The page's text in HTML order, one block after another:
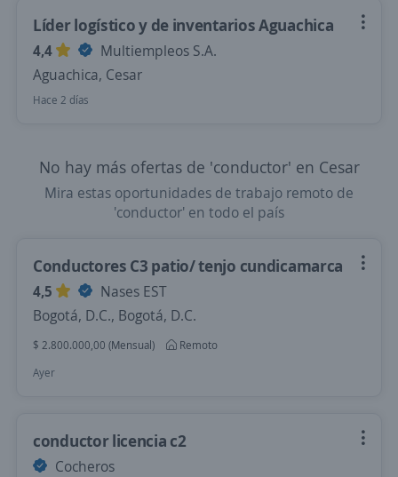
Líder logístico y de inventarios Aguachica
4,4
Multiempleos S.A.
Aguachica, Cesar
Hace 2 días
No hay más ofertas de 'conductor' en Cesar
Mira estas oportunidades de trabajo remoto de
'conductor' en todo el país
Conductores C3 patio/ tenjo cundicamarca
4,5
Nases EST
Bogotá, D.C., Bogotá, D.C.
$ 2.800.000,00 (Mensual)
Remoto
Ayer
conductor licencia c2
Cocheros